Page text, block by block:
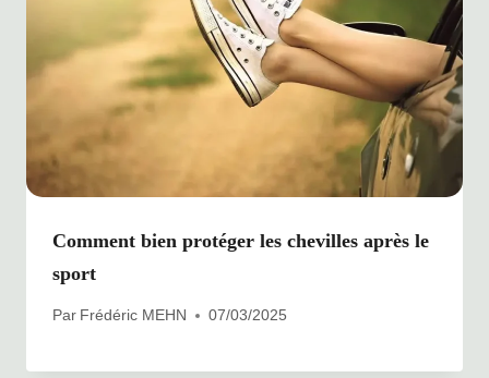
Comment bien protéger les chevilles après le
sport
Par Frédéric MEHN 07/03/2025